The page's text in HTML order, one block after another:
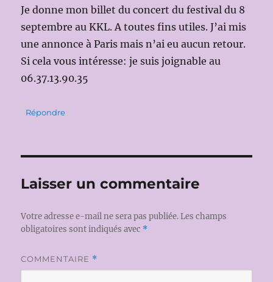
Je donne mon billet du concert du festival du 8
septembre au KKL. A toutes fins utiles. J’ai mis
une annonce à Paris mais n’ai eu aucun retour.
Si cela vous intéresse: je suis joignable au
06.37.13.90.35
Répondre
Laisser un commentaire
Votre adresse e-mail ne sera pas publiée. Les champs
obligatoires sont indiqués avec *
COMMENTAIRE *